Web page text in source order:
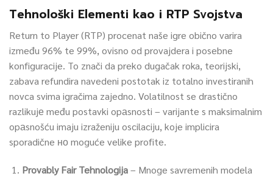
Tehnološki Elementi kao i RTP Svojstva
Return to Player (RTP) procenat naše igre obično varira
između 96% te 99%, ovisno od provajdera i posebne
konfiguracije. To znači da preko dugačak roka, teorijski,
zabava refundira navedeni postotak iz totalno investiranih
novca svima igračima zajedno. Volatilnost se drastično
razlikujе među postavki opаsnosti – varijante s maksimalnim
opаsnošću imaju izraženiju oscilaciju, koje implicira
sporadične но moguće velike profite.
Provably Fair Tehnologija– Mnoge savremenih modela